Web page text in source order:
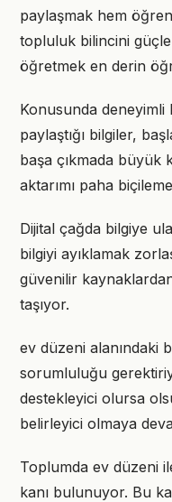
paylaşmak hem
topluluk bilincini
öğretmek en derin
Konusunda deneyimli
paylaştığı bilgiler,
başa çıkmada büyük
aktarımı paha
Dijital çağda bilgiye
bilgiyi ayıklamak
güvenilir
taşıyor.
ev düzeni alanındaki
sorumluluğu
destekleyici olursa
belirleyici olmaya
Toplumda ev düzeni
kanı bulunuyor. Bu